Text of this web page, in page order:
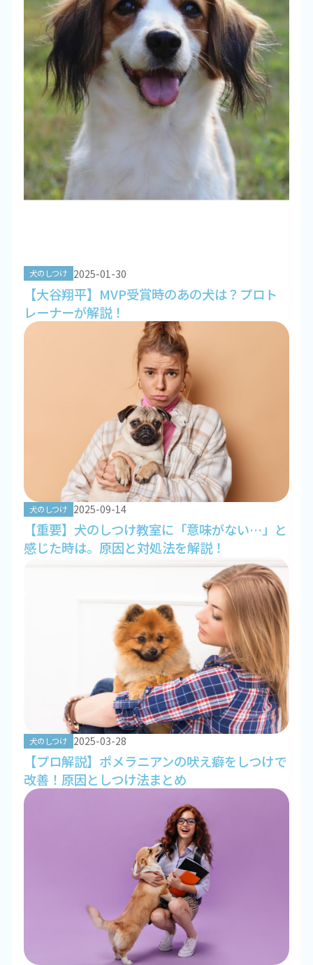
犬のしつけ 2025-01-30
【大谷翔平】MVP受賞時のあの犬は？プロト
レーナーが解説！
犬のしつけ 2025-09-14
【重要】犬のしつけ教室に「意味がない…」と
感じた時は。原因と対処法を解説！
犬のしつけ 2025-03-28
【プロ解説】ポメラニアンの吠え癖をしつけで
改善！原因としつけ法まとめ